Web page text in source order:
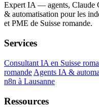
Expert IA — agents, Claude
& automatisation pour les
et PME de Suisse romande.
Services
Consultant IA en Suisse
romande Agents IA &
n8n à Lausanne
Ressources